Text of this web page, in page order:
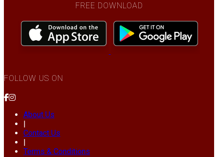
FREE DOWNLOAD
FOLLOW US ON
About Us
Contact Us
Terms & Conditions